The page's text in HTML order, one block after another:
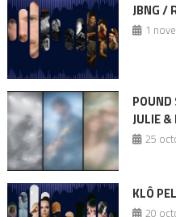
JBNG /
1
JULIE &
25
KLÔ
20